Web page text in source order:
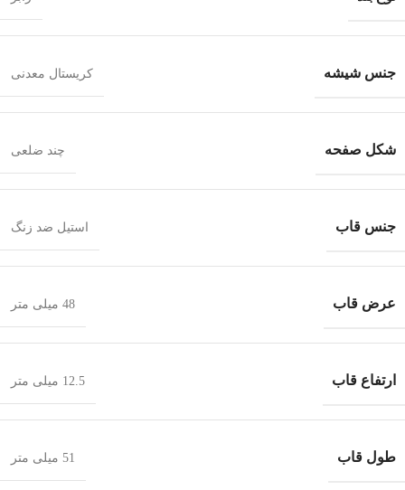
جنس شیشه کریستال معدنی
شکل صفحه چند ضلعی
جنس قاب استیل ضد زنگ
عرض قاب 48 میلی متر
ارتفاع قاب 12.5 میلی متر
طول قاب 51 میلی متر